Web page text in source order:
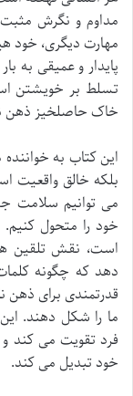
مداوم و نگرش
مهارت دیگری، خود
پایدار و عمیقی به
تسلط بر خویشتن
خاک حاصلخیز ذهن
این کتاب به
بلکه خالق واقعیت
می توانیم سلامت
خود را متحول
است، نقش تلقین
دهد که چگونه
قدرتمندی برای ذهن
ما را شکل دهند.
فرد تقویت می کند و
خود تبدیل می کند.